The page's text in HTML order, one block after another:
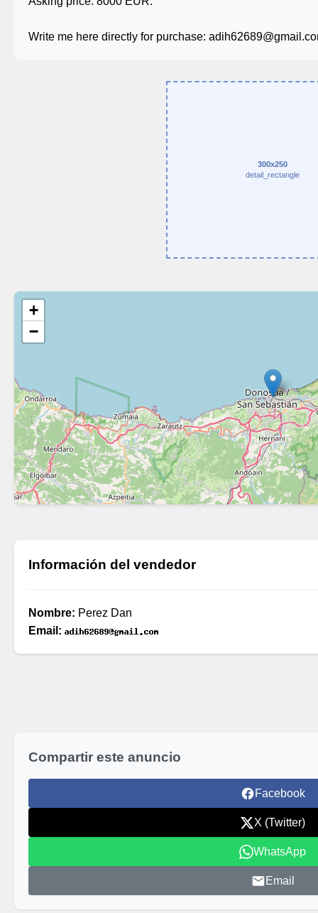
Write me here directly for purchase:
300x250
detail_rectangle
+
−
Información del vendedor
Nombre: Perez Dan
Email:
Compartir este anuncio
Facebook
X (Twitter)
WhatsApp
Email